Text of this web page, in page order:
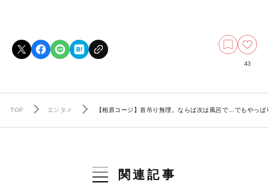
43
TOP エンタメ 【相原コージ】首吊り無理。ならば次は風呂で…でもやっ
関連記事